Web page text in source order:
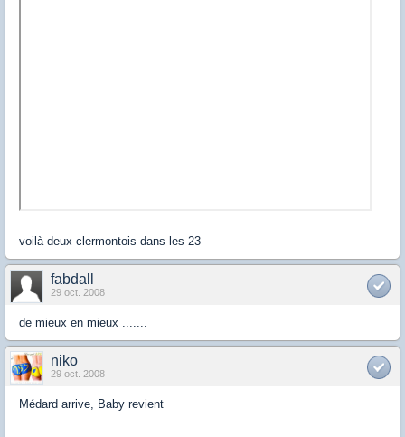
voilà deux clermontois dans les 23
fabdall
29 oct. 2008
de mieux en mieux .......
niko
29 oct. 2008
Médard arrive, Baby revient